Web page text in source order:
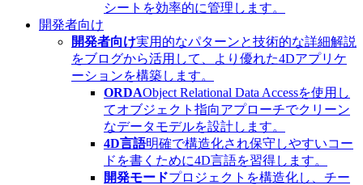
シートを効率的に管理します。
開発者向け
開発者向け実用的なパターンと技術的な詳細解説
をブログから活用して、より優れた4Dアプリケ
ーションを構築します。
ORDAObject Relational Data Accessを使用し
てオブジェクト指向アプローチでクリーン
なデータモデルを設計します。
4D言語明確で構造化され保守しやすいコー
ドを書くために4D言語を習得します。
開発モードプロジェクトを構造化し、チー